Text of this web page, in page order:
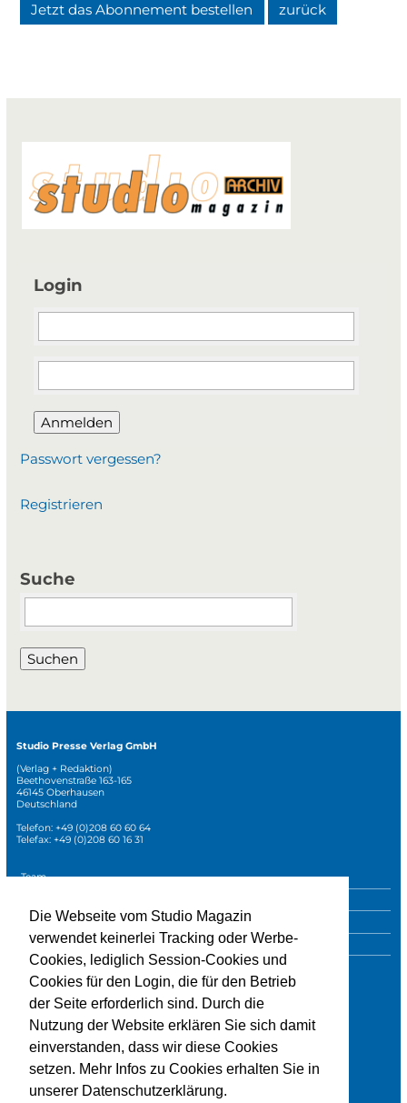
Die Webseite vom Studio Magazin
verwendet keinerlei Tracking oder Werbe-
Cookies, lediglich Session-Cookies und
Cookies für den Login, die für den Betrieb
der Seite erforderlich sind. Durch die
Nutzung der Website erklären Sie sich damit
einverstanden, dass wir diese Cookies
setzen. Mehr Infos zu Cookies erhalten Sie in
unserer Datenschutzerklärung.
Jetzt das Abonnement bestellen zurück
Login
Anmelden
Passwort vergessen?
Registrieren
Suche
Suchbegriffe
Suchen
Studio Presse Verlag GmbH
(Verlag + Redaktion)
Beethovenstraße 163-165
46145 Oberhausen
Deutschland
Telefon: +49 (0)208 60 60 64
Telefax: +49 (0)208 60 16 31
Navigation
Team
Sonderpublikationen
Impressum
Datenschutz
» zur Studio-Website